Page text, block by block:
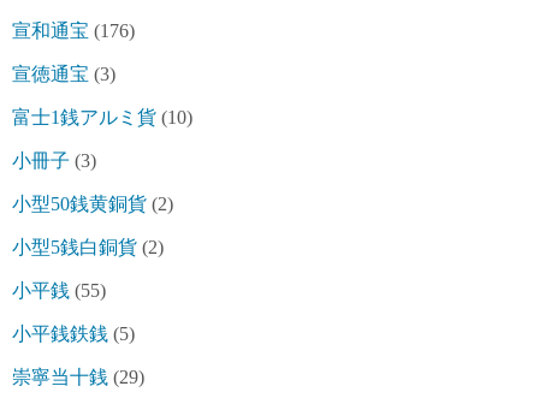
宣和通宝 (176)
宣徳通宝 (3)
富士1銭アルミ貨 (10)
小冊子 (3)
小型50銭黄銅貨 (2)
小型5銭白銅貨 (2)
小平銭 (55)
小平銭鉄銭 (5)
崇寧当十銭 (29)